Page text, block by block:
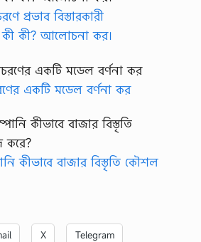
প্রভাব বিস্তারকারী
কী কী? আলোচনা কর।
একটি মডেল বর্ণনা কর
কীভাবে বাজার বিস্তৃতি কৌশল
X Telegram